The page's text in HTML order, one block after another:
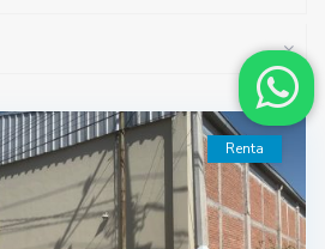
Renta